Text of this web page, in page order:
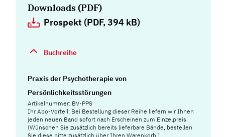
Downloads (PDF)
Prospekt (PDF, 394 kB)
Buchreihe
Praxis der Psychotherapie von
Persönlichkeitsstörungen
Artikelnummer: BV-PPS
Ihr Abo-Vorteil: Bei Bestellung dieser Reihe liefern wir Ihnen
jeden neuen Band sofort nach Erscheinen zum Einzelpreis.
(Wünschen Sie zusätzlich bereits lieferbare Bände, bestellen
Sie diese bitte zusätzlich über Ihren Warenkorb.)